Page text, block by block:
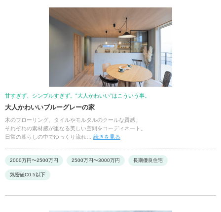
甘すぎず、シンプルすぎず。“大人かわいい”はこういう事。
大人かわいいブルーグレーの家
木のフローリング、タイルやモルタルのクールな質感、
それぞれの素材感が重なる美しい空間をコーディネート。
日常の暮らしの中でゆっくり流れ… 続きを見る
2000万円〜2500万円 2500万円〜3000万円 長期優良住宅
気密値C0.5以下